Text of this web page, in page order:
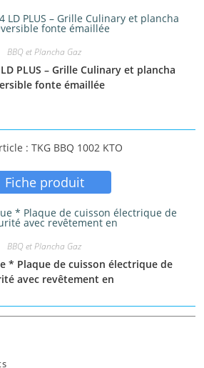
BBQ et Plancha Gaz
LD PLUS – Grille Culinary et plancha
fonte émaillée
: TKG BBQ 1002 KTO
Fiche produit
BBQ et Plancha Gaz
* Plaque de cuisson électrique de
avec revêtement en